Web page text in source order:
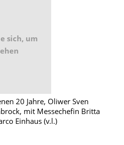
sich, um
20 Jahre, Oliwer Sven
mit Messechefin Britta
Einhaus (v.l.)